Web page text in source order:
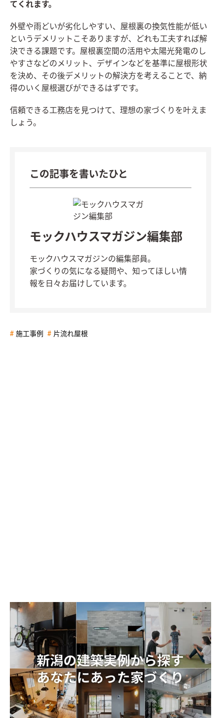
てくれます。
外壁や雨どいが劣化しやすい、屋根裏の換気性能が低い
というデメリットこそありますが、どれも工夫すれば解
決できる課題です。屋根裏空間の活用や太陽光発電のし
やすさなどのメリット、デザインなどを基準に屋根形状
を決め、その後デメリットの解決方を考えることで、納
得のいく屋根選びができるはずです。
信頼できる工務店を見つけて、理想の家づくりを叶えま
しょう。
この記事を書いたひと
モックハウスマガジン編集部
モックハウスマガジンの編集部員。
家づくりの気になる疑問や、知ってほしい情
報を日々お届けしています。
施工事例 片流れ屋根